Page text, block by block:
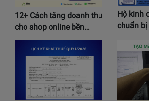
12+ Cách tăng doanh thu
cho shop online bền…
Hộ kinh
chuẩn